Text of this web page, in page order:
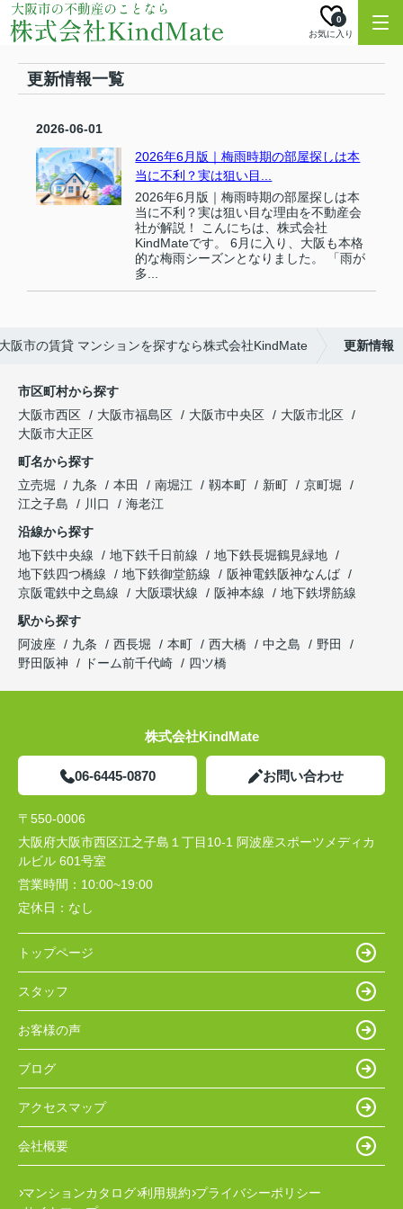
お気に入り
0
更新情報一覧
2026-06-01
2026年6月版｜梅雨時期の部屋探しは本
当に不利？実は狙い目...
2026年6月版｜梅雨時期の部屋探しは本
当に不利？実は狙い目な理由を不動産会
社が解説！ こんにちは、株式会社
KindMateです。 6月に入り、大阪も本格
的な梅雨シーズンとなりました。 「雨が
多...
阪市の賃貸 マンションを探すなら株式会社KindMate 更新情報
市区町村から探す
大阪市西区
大阪市福島区 大阪市中央区
大阪市北区
大阪市大正区
町名から探す
立売堀
九条 本田 南堀江 靱本町 新町
京町堀
江之子島
川口
海老江
沿線から探す
地下鉄中央線
地下鉄千日前線
地下鉄長堀鶴見緑地
地下鉄四つ橋線
地下鉄御堂筋線
阪神電鉄阪神なんば
京阪電鉄中之島線
大阪環状線 阪神本線
地下鉄堺筋線
駅から探す
阿波座
九条 西長堀 本町 西大橋 中之島
野田
野田阪神
ドーム前千代崎 四ツ橋
株式会社KindMate
06-6445-0870 お問い合わせ
〒550-0006
大阪府大阪市西区江之子島１丁目10-1 阿波座スポーツメディカ
ルビル 601号室
営業時間： 10:00~19:00
定休日： なし
トップページ
スタッフ
お客様の声
ブログ
アクセスマップ
会社概要
マンションカタログ 利用規約 プライバシーポリシー